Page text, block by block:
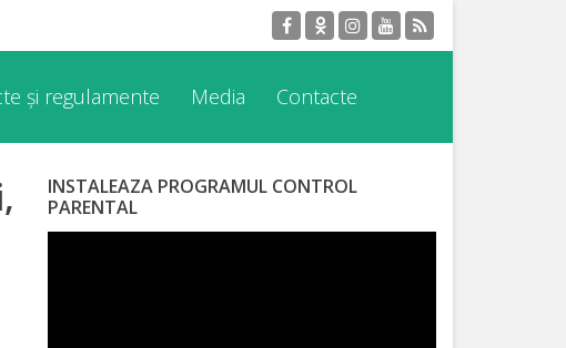
și regulamente Media Contacte
INSTALEAZA PROGRAMUL CONTROL
PARENTAL